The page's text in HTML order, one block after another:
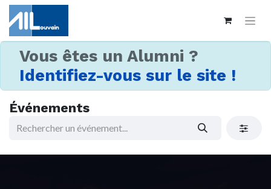
Vous êtes un Alumni ?
Identifiez-vous sur le site !
Événements